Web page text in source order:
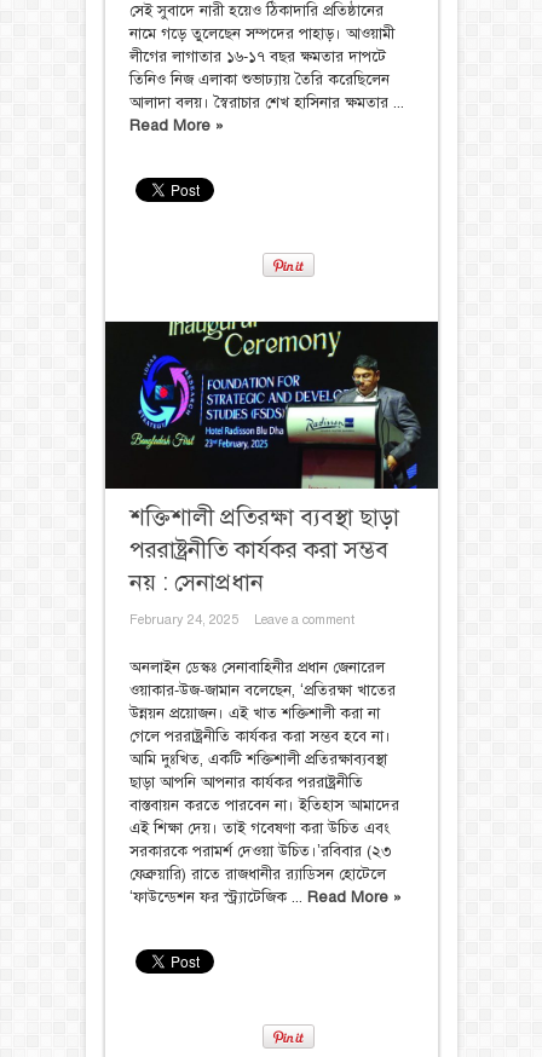
সেই সুবাদে নারী হয়েও ঠিকাদারি প্রতিষ্ঠানের
নামে গড়ে তুলেছেন সম্পদের পাহাড়। আওয়ামী
লীগের লাগাতার ১৬-১৭ বছর ক্ষমতার দাপটে
তিনিও নিজ এলাকা শুভাঢ্যায় তৈরি করেছিলেন
আলাদা বলয়। স্বৈরাচার শেখ হাসিনার ক্ষমতার ...
Read More »
শক্তিশালী প্রতিরক্ষা ব্যবস্থা ছাড়া
পররাষ্ট্রনীতি কার্যকর করা সম্ভব
নয় : সেনাপ্রধান
February 24, 2025 Leave a comment
অনলাইন ডেস্কঃ সেনাবাহিনীর প্রধান জেনারেল
ওয়াকার-উজ-জামান বলেছেন, ‘প্রতিরক্ষা খাতের
উন্নয়ন প্রয়োজন। এই খাত শক্তিশালী করা না
গেলে পররাষ্ট্রনীতি কার্যকর করা সম্ভব হবে না।
আমি দুঃখিত, একটি শক্তিশালী প্রতিরক্ষাব্যবস্থা
ছাড়া আপনি আপনার কার্যকর পররাষ্ট্রনীতি
বাস্তবায়ন করতে পারবেন না। ইতিহাস আমাদের
এই শিক্ষা দেয়। তাই গবেষণা করা উচিত এবং
সরকারকে পরামর্শ দেওয়া উচিত।’রবিবার (২৩
ফেব্রুয়ারি) রাতে রাজধানীর র‌্যাডিসন হোটেলে
‘ফাউন্ডেশন ফর স্ট্র্যাটেজিক ... Read More »